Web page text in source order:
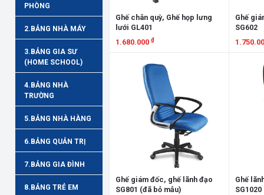
PHÒNG
2.BẢNG NHÀ MÁY
3.BẢNG GIA SƯ
(HOME SCHOOL)
4.BẢNG NHÀ
TRƯỜNG
5.BẢNG NHÀ HÀNG
6.BẢNG QUẢN TRỊ
7.BẢNG GIA ĐÌNH
8.BẢNG TRẺ EM
Ghế chân quỳ, Ghế họp lưng
lưới GL401
1.680.000 ₫
Ghế
SG602
Ghế giám đốc, ghế lãnh đạo
SG801 (đã bỏ mẫu)
Ghế
SG1020